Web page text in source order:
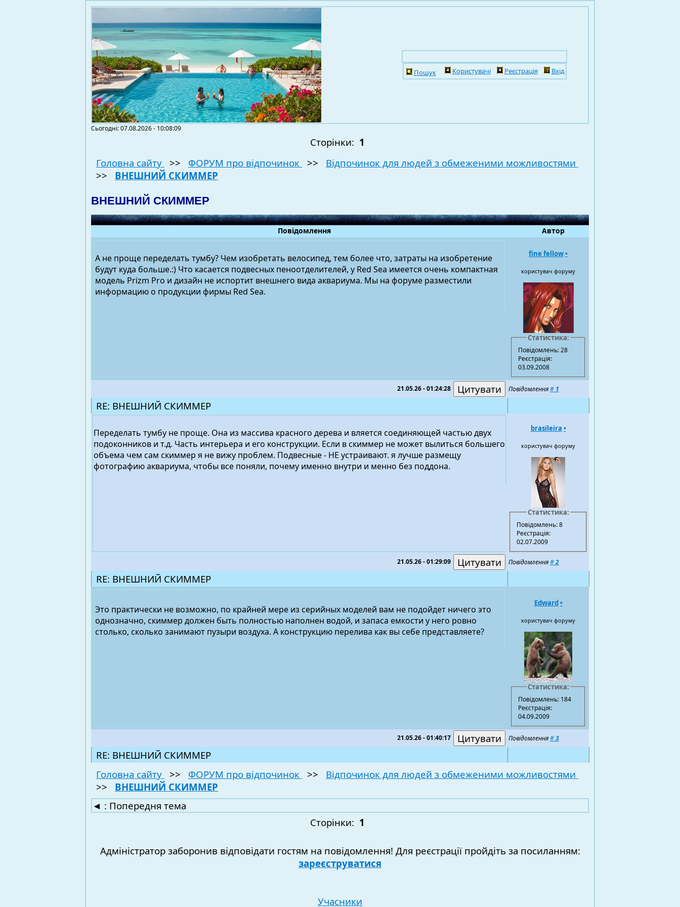
Пошук Користувачі Реєстрація Вхід
Сьогодні: 07.08.2026 - 10:08:09
Сторінки: 1
Головна сайту
>> ФОРУМ про відпочинок >> Відпочинок для людей з обмеженими можливостями
>> ВНЕШНИЙ СКИММЕР
ВНЕШНИЙ СКИММЕР
Повідомлення Автор
А не проще переделать тумбу? Чем изобретать велосипед, тем более что, затраты на изобретение
будут куда больше.:) Что касается подвесных пеноотделителей, у Red Sea имеется очень компактная
модель Prizm Pro и дизайн не испортит внешнего вида аквариума. Мы на форуме разместили
информацию о продукции фирмы Red Sea.
fine fellow•
користувач форуму
Статистика:
Повідомлень: 28
Реєстрація:
03.09.2008
21.05.26 - 01:24:28 Повідомлення# 1
RE: ВНЕШНИЙ СКИММЕР
Переделать тумбу не проще. Она из массива красного дерева и вляется соединяющей частью двух
подоконников и т.д. Часть интерьера и его конструкции. Если в скиммер не может вылиться большего
объема чем сам скиммер я не вижу проблем. Подвесные - НЕ устраивают. я лучше размещу
фотографию аквариума, чтобы все поняли, почему именно внутри и менно без поддона.
brasileira •
користувач форуму
Статистика:
Повідомлень: 8
Реєстрація:
02.07.2009
21.05.26 - 01:29:09 Повідомлення#2
RE: ВНЕШНИЙ СКИММЕР
Это практически не возможно, по крайней мере из серийных моделей вам не подойдет ничего это
однозначно, скиммер должен быть полностью наполнен водой, и запаса емкости у него ровно
столько, сколько занимают пузыри воздуха. А конструкцию перелива как вы себе представляете?
Edward •
користувач форуму
Статистика:
Повідомлень: 184
Реєстрація:
04.09.2009
21.05.26 - 01:40:17 Повідомлення#3
RE: ВНЕШНИЙ СКИММЕР
Головна сайту
>> ФОРУМ про відпочинок >> Відпочинок для людей з обмеженими можливостями
>> ВНЕШНИЙ СКИММЕР
◄ : Попередня тема
Сторінки: 1
Адміністратор заборонив відповідати гостям на повідомлення! Для реєстрації пройдіть за посиланням:
зареєструватися
Учасники